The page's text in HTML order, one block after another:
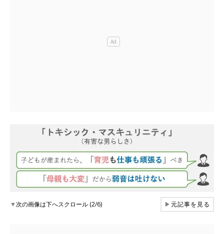
▼次の画像は下へスクロール (2/6) ▶元記事を見る